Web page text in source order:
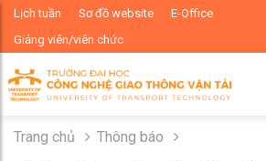
Lịch tuần Sơ đồ website
E-Office
Giảng viên/viên chức
Trang chủ Thông báo